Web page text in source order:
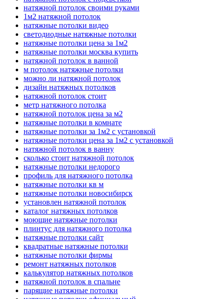
натяжной потолок своими руками
1м2 натяжной потолок
натяжные потолки видео
светодиодные натяжные потолки
натяжные потолки цена за 1м2
натяжные потолки москва купить
натяжной потолок в ванной
м потолок натяжные потолки
можно ли натяжной потолок
дизайн натяжных потолков
натяжной потолок стоит
метр натяжного потолка
натяжной потолок цена за м2
натяжные потолки в комнате
натяжные потолки за 1м2 с установкой
натяжные потолки цена за 1м2 с установкой
натяжной потолок в ванну
сколько стоит натяжной потолок
натяжные потолки недорого
профиль для натяжного потолка
натяжные потолки кв м
натяжные потолки новосибирск
установлен натяжной потолок
каталог натяжных потолков
моющие натяжные потолки
плинтус для натяжного потолка
натяжные потолки сайт
квадратные натяжные потолки
натяжные потолки фирмы
ремонт натяжных потолков
калькулятор натяжных потолков
натяжной потолок в спальне
парящие натяжные потолки